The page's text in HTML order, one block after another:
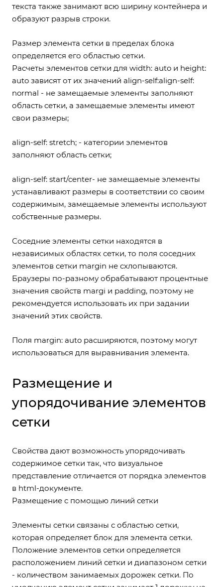
текста также занимают всю ширину контейнера и
образуют разрыв строки.
Размер элемента сетки в пределах блока
определяется его областью сетки.
Расчеты элементов сетки для width: auto и height:
auto зависят от их значений align-self:align-self:
normal - не замещаемые элементы заполняют
область сетки, а замещаемые элементы имеют
свои размеры;
align-self: stretch; - категории элементов
заполняют область сетки;
align-self: start/center- не замещаемые элементы
устанавливают размеры в соответствии со своим
содержимым, замещаемые элементы используют
собственные размеры.
Соседние элементы сетки находятся в
независимых областях сетки, то поля соседних
элементов сетки margin не схлопываются.
Браузеры по-разному обрабатывают процентные
значения свойств margi и padding, поэтому не
рекомендуется использовать их при задании
значений этих свойств.
Поля margin: auto расширяются, поэтому могут
использоваться для выравнивания элемента.
Размещение и
упорядочивание элементов
сетки
Свойства дают возможность упорядочивать
содержимое сетки так, что визуальное
представление отличается от порядка элементов
в html-документе.
Размещение с помощью линий сетки
Элементы сетки связаны с областью сетки,
которая определяет блок для элемента сетки.
Положение элементов сетки определяется
расположением линий сетки и диапазоном сетки
- количеством занимаемых дорожек сетки. По